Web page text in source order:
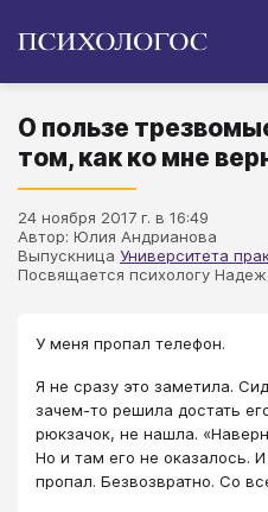
О пользе
том, как ко мне
24 ноября 2017 г. в 16:49
Автор: Юлия Андрианова
Выпускница Университета
Посвящается психологу
У меня пропал телефон.
Я не сразу это заметила.
зачем-то решила достать
рюкзачок, не нашла.
Но и там его не оказалось.
пропал. Безвозвратно. Со